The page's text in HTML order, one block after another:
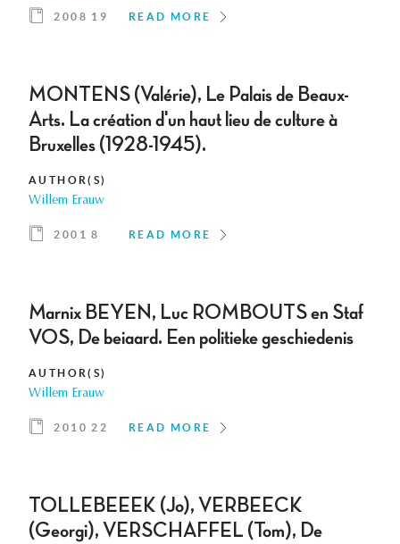
2008 19 READ MORE
MONTENS (Valérie), Le Palais de Beaux-
Arts. La création d'un haut lieu de culture à
Bruxelles (1928-1945).
AUTHOR(S)
Willem Erauw
2001 8 READ MORE
Marnix BEYEN, Luc ROMBOUTS en Staf
VOS, De beiaard. Een politieke geschiedenis
AUTHOR(S)
Willem Erauw
2010 22 READ MORE
TOLLEBEEEK (Jo), VERBEECK
(Georgi), VERSCHAFFEL (Tom), De